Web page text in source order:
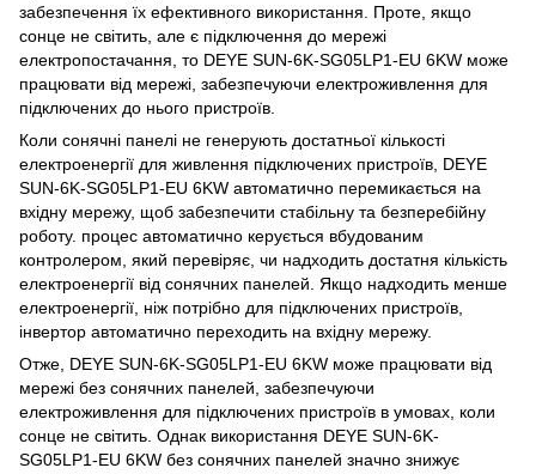
забезпечення їх ефективного використання. Проте, якщо
сонце не світить, але є підключення до мережі
електропостачання, то DEYE SUN-6K-SG05LP1-EU 6KW може
працювати від мережі, забезпечуючи електроживлення для
підключених до нього пристроїв.
Коли сонячні панелі не генерують достатньої кількості
електроенергії для живлення підключених пристроїв, DEYE
SUN-6K-SG05LP1-EU 6KW автоматично перемикається на
вхідну мережу, щоб забезпечити стабільну та безперебійну
роботу. процес автоматично керується вбудованим
контролером, який перевіряє, чи надходить достатня кількість
електроенергії від сонячних панелей. Якщо надходить менше
електроенергії, ніж потрібно для підключених пристроїв,
інвертор автоматично переходить на вхідну мережу.
Отже, DEYE SUN-6K-SG05LP1-EU 6KW може працювати від
мережі без сонячних панелей, забезпечуючи
електроживлення для підключених пристроїв в умовах, коли
сонце не світить. Однак використання DEYE SUN-6K-
SG05LP1-EU 6KW без сонячних панелей значно знижує